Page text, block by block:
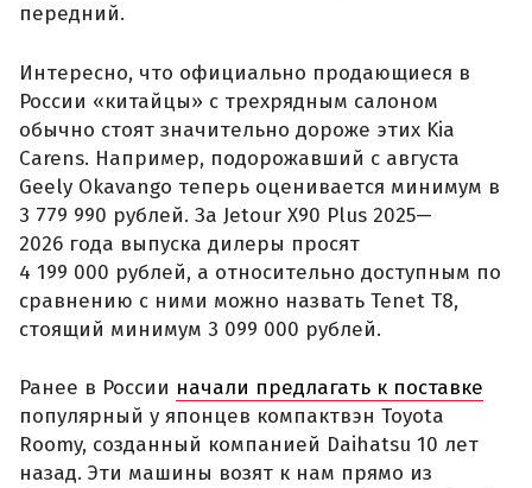
передний.
Интересно, что официально продающиеся в
России «китайцы» с трехрядным салоном
обычно стоят значительно дороже этих Kia
Carens. Например, подорожавший с августа
Geely Okavango теперь оценивается минимум в
3 779 990 рублей. За Jetour X90 Plus 2025—
2026 года выпуска дилеры просят
4 199 000 рублей, а относительно доступным по
сравнению с ними можно назвать Tenet T8,
стоящий минимум 3 099 000 рублей.
Ранее в России начали предлагать к поставке
популярный у японцев компактвэн Toyota
Roomy, созданный компанией Daihatsu 10 лет
назад. Эти машины возят к нам прямо из